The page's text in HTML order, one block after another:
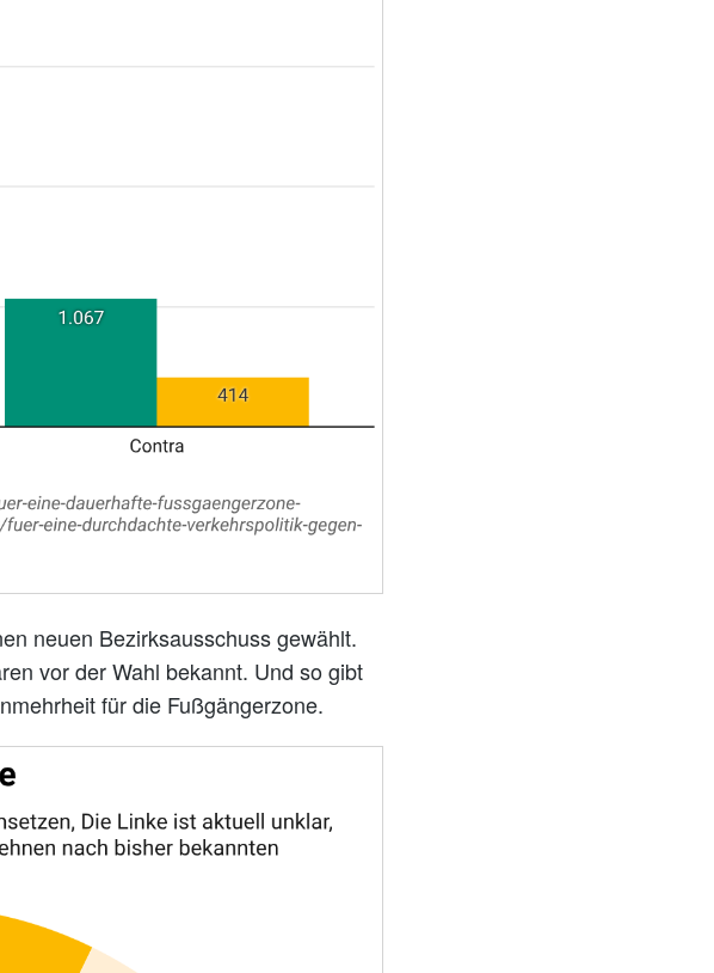
neuen Bezirksausschuss gewählt.
vor der Wahl bekannt. Und so gibt
für die Fußgängerzone.